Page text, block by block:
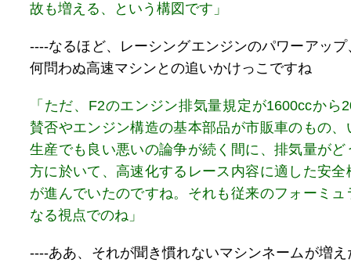
故も増える、という構図です」
----なるほど、レーシングエンジンのパワーアッ
何問わぬ高速マシンとの追いかけっこですね
「ただ、F2のエンジン排気量規定が1600ccから
賛否やエンジン構造の基本部品が市販車のもの、
生産でも良い悪いの論争が続く間に、排気量がど
方に於いて、高速化するレース内容に適した安全
が進んでいたのですね。それも従来のフォーミ
なる視点でのね」
----ああ、それが聞き慣れないマシンネームが増